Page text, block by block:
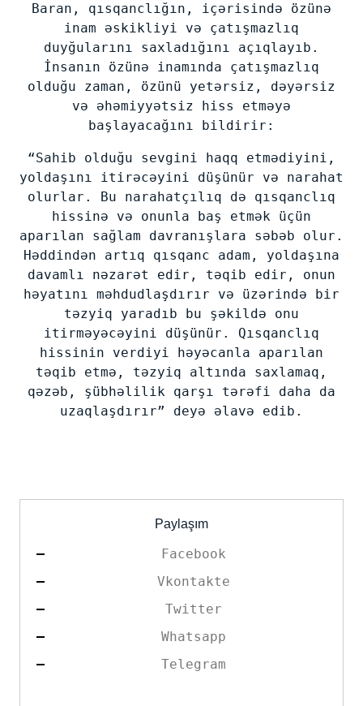
Baran, qısqanclığın, içərisində özünə
inam əskikliyi və çatışmazlıq
duyğularını saxladığını açıqlayıb.
İnsanın özünə inamında çatışmazlıq
olduğu zaman, özünü yetərsiz, dəyərsiz
və əhəmiyyətsiz hiss etməyə
başlayacağını bildirir:
“Sahib olduğu sevgini haqq etmədiyini,
yoldaşını itirəcəyini düşünür və narahat
olurlar. Bu narahatçılıq də qısqanclıq
hissinə və onunla baş etmək üçün
aparılan sağlam davranışlara səbəb olur.
Həddindən artıq qısqanc adam, yoldaşına
davamlı nəzarət edir, təqib edir, onun
həyatını məhdudlaşdırır və üzərində bir
təzyiq yaradıb bu şəkildə onu
itirməyəcəyini düşünür. Qısqanclıq
hissinin verdiyi həyəcanla aparılan
təqib etmə, təzyiq altında saxlamaq,
qəzəb, şübhəlilik qarşı tərəfi daha da
uzaqlaşdırır” deyə əlavə edib.
Paylaşım
Facebook
Vkontakte
Twitter
Whatsapp
Telegram